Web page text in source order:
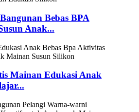
Bebas BPA
Anak...
Mainan Edukasi Anak